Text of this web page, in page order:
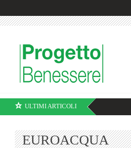
ULTIMI ARTICOLI
EUROACQUA